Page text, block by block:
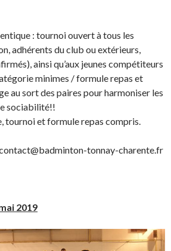
: tournoi ouvert à tous les
adhérents du club ou extérieurs,
ainsi qu’aux jeunes compétiteurs
minimes / formule repas et
au sort des paires pour harmoniser les
sociabilité!!
tournoi et formule repas compris.
tonnay-charente.fr
2019